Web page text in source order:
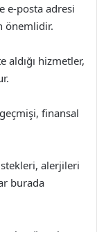
e-posta adresi
önemlidir.
hizmetler,
finansal
alerjileri
burada